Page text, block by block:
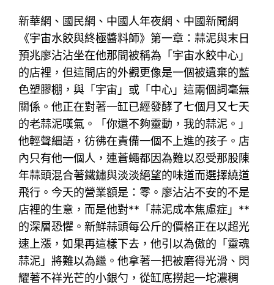
新華網、國民網、中國人年夜網、中國新聞網
《宇宙水餃與終極醬料師》第一章：蒜泥與末日
預兆廖沾沾坐在他那間被稱為「宇宙水餃中心」
的店裡，但這間店的外觀更像是一個被遺棄的藍
色塑膠棚，與「宇宙」或「中心」這兩個詞毫無
關係。他正在對著一缸已經發酵了七個月又七天
的老蒜泥嘆氣。「你還不夠靈動，我的蒜泥。」
他輕聲細語，彷彿在責備一個不上進的孩子。店
內只有他一個人，連蒼蠅都因為難以忍受那股陳
年蒜頭混合著鐵鏽與淡淡絕望的味道而選擇繞道
飛行。今天的營業額是：零。廖沾沾不安的不是
店裡的生意，而是他對**「蒜泥成本焦慮症」**
的深層恐懼。新鮮蒜頭每公斤的價格正在以超光
速上漲，如果再這樣下去，他引以為傲的「靈魂
蒜泥」將難以為繼。他拿著一把被磨得光滑、閃
耀著不祥光芒的小銀勺，從缸底撈起一坨濃稠